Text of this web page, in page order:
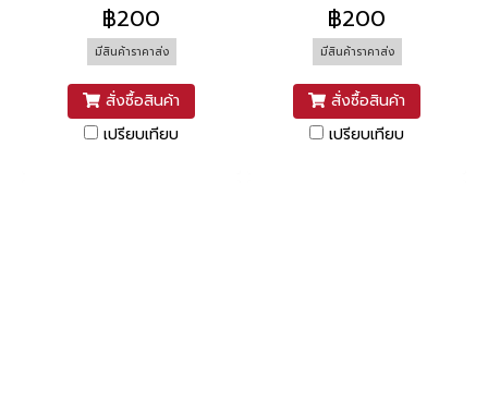
฿200
มีสินค้าราคาส่ง
สั่งซื้อสินค้า
เปรียบเทียบ
฿200
มีสินค้าราคาส่ง
สั่งซื้อสินค้า
เปรียบเทียบ